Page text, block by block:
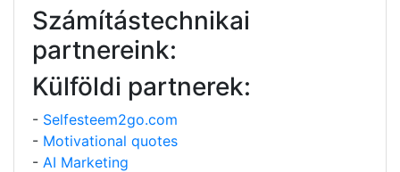
Számítástechnikai
partnereink:
Külföldi partnerek:
- Selfesteem2go.com
- Motivational quotes
- AI Marketing